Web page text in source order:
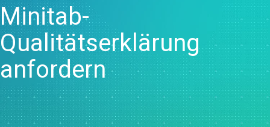
Minitab-
Qualitätserklärung
anfordern